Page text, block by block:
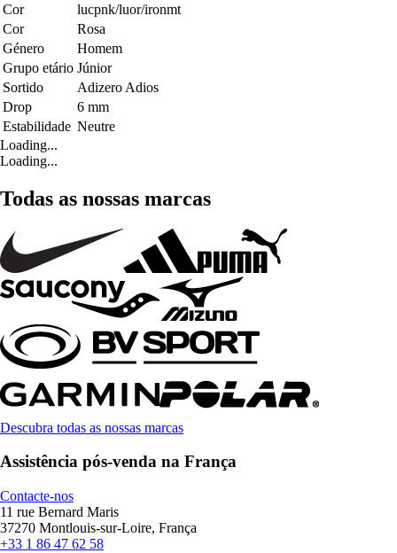
Cor
lucpnk/luor/ironmt
Cor
Rosa
Género
Homem
Grupo etário Júnior
Sortido
Adizero Adios
Drop
6 mm
Estabilidade Neutre
Loading...
Loading...
Todas as nossas marcas
Descubra todas as nossas marcas
Assistência pós-venda na França
Contacte-nos
11 rue Bernard Maris
37270 Montlouis-sur-Loire, França
+33 1 86 47 62 58